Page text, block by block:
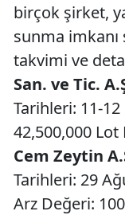
birçok şirket,
sunma imkanı
takvimi ve
San. ve Tic.
Tarihleri: 11-
42,500,000 Lot
Cem Zeytin
Tarihleri: 29
Arz Değeri: